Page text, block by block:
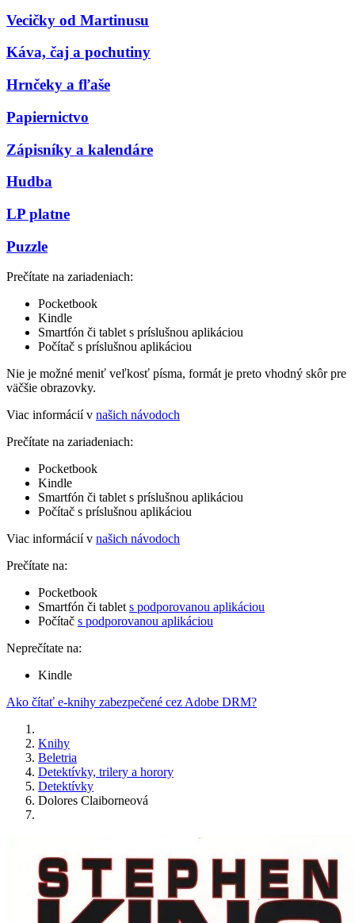
Vecičky od Martinusu
Káva, čaj a pochutiny
Hrnčeky a fľaše
Papiernictvo
Zápisníky a kalendáre
Hudba
LP platne
Puzzle
Prečítate na zariadeniach:
Pocketbook
Kindle
Smartfón či tablet s príslušnou aplikáciou
Počítač s príslušnou aplikáciou
Nie je možné meniť veľkosť písma, formát je preto vhodný skôr pre
väčšie obrazovky.
Viac informácií v našich návodoch
Prečítate na zariadeniach:
Pocketbook
Kindle
Smartfón či tablet s príslušnou aplikáciou
Počítač s príslušnou aplikáciou
Viac informácií v našich návodoch
Prečítate na:
Pocketbook
Smartfón či tablet s podporovanou aplikáciou
Počítač s podporovanou aplikáciou
Neprečítate na:
Kindle
Ako čítať e-knihy zabezpečené cez Adobe DRM?
Knihy
Beletria
Detektívky, trilery a horory
Detektívky
Dolores Claiborneová